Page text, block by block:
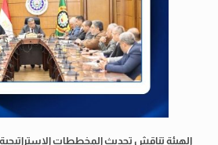
الهيئة تناقش تحديث المخططات